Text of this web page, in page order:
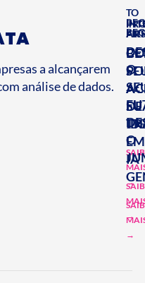
a alcançarem
análise de dados.
→
DE
EM
IA
→
TO
O
O
→